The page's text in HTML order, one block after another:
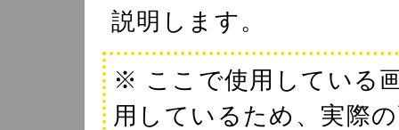
説明します。
※ ここで使用している
用しているため、実際